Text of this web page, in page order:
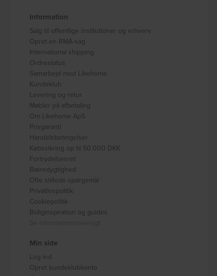
Information
Salg til offentlige institutioner og erhverv
Opret en RMA-sag
International shipping
Ordrestatus
Samarbejd med Likehome
Kundeklub
Levering og retur
Møbler på afbetaling
Om Likehome ApS
Prisgaranti
Handelsbetingelser
Købssikring op til 50.000 DKK
Fortrydelsesret
Bæredygtighed
Ofte stillede spørgsmål
Privatlivspolitik
Cookiepolitik
Boliginspiration og guides
Min side
Log ind
Opret kundeklubkonto